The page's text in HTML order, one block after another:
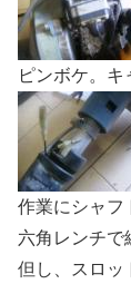
ピンボケ。キ
作業にシャフ
六角レンチで
但し、スロッ